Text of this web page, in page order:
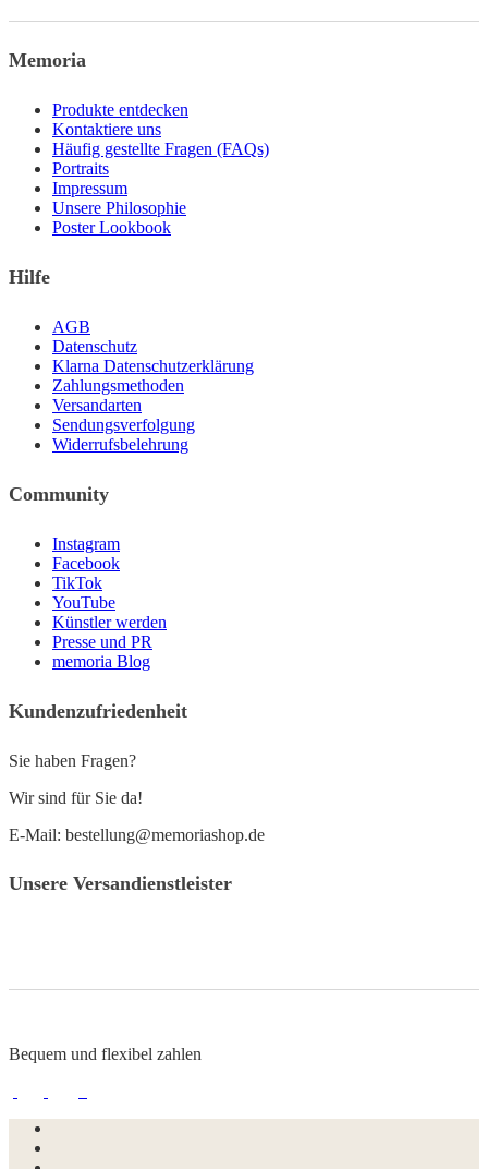
weist
können
auf
Memoria
Produkte entdecken
Kontaktiere uns
Häufig gestellte Fragen (FAQs)
Portraits
Impressum
Unsere Philosophie
Poster Lookbook
Hilfe
AGB
Datenschutz
Klarna Datenschutzerklärung
Zahlungsmethoden
Versandarten
Sendungsverfolgung
Widerrufsbelehrung
Community
Instagram
Facebook
TikTok
YouTube
Künstler werden
Presse und PR
memoria Blog
Kundenzufriedenheit
Sie haben Fragen?
Wir sind für Sie da!
E-Mail: bestellung@memoriashop.de
Unsere Versandienstleister
Bequem und flexibel zahlen